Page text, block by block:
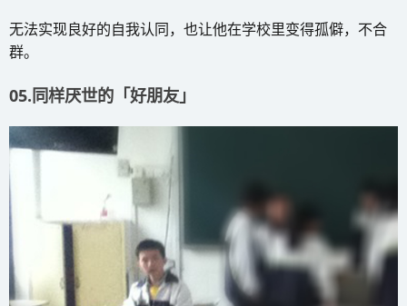
无法实现良好的自我认同，也让他在学校里变得孤僻，不合
群。
05.同样厌世的「好朋友」